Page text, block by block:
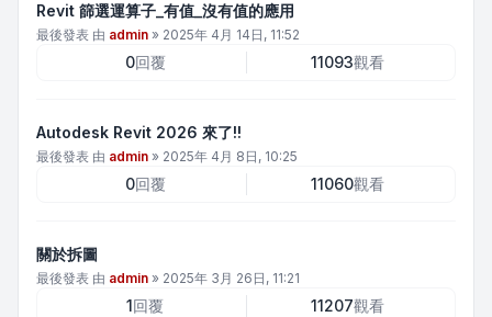
Revit 篩選運算子_有值_沒有值的應用
最後發表 由 admin » 2025年 4月 14日, 11:52
0回覆 11093觀看
Autodesk Revit 2026 來了!!
最後發表 由 admin » 2025年 4月 8日, 10:25
0回覆 11060觀看
關於拆圖
最後發表 由 admin » 2025年 3月 26日, 11:21
1回覆 11207觀看